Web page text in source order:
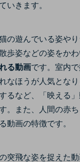
いきます。
の遊んでいる姿や
歩姿などの姿をか
る動画です。室内
なほうが人気とな
るなど、「映える
。また、人間の赤
動画の特徴です。
突飛な姿を捉えた